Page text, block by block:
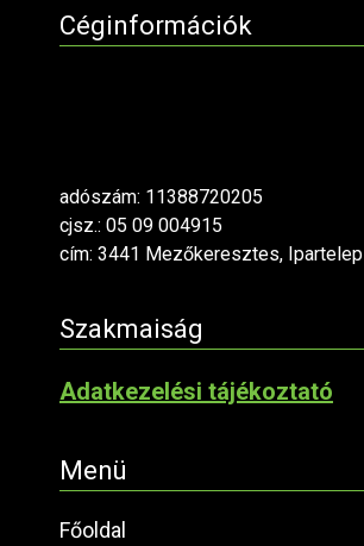
Céginformációk
adószám: 11388720205
cjsz.: 05 09 004915
cím: 3441 Mezőkeresztes, Ipartelep
Szakmaiság
Adatkezelési tájékoztató
Menü
Főoldal